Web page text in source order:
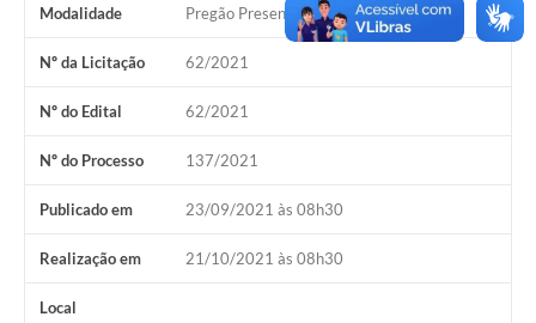
Modalidade Pregão Presencial
Nº da Licitação 62/2021
Nº do Edital 62/2021
Nº do Processo 137/2021
Publicado em 23/09/2021 às 08h30
Realização em 21/10/2021 às 08h30
Local